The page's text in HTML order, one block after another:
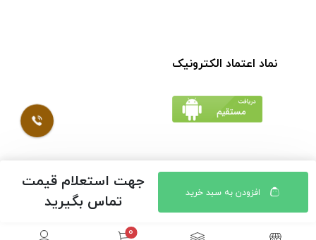
افزودن به سبد خرید
جهت استعلام قیمت
تماس بگیرید
نماد اعتماد الکترونیک
© کلیه حقوق مادی و معنوی محتویات سایت فروشگاه اینترنتی
موسوی محفوظ است |
طراحی شده توسط ایلیاسیستم